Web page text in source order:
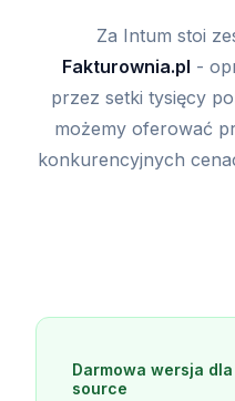
Za Intum stoi
Fakturownia.pl -
przez setki tysięcy
możemy oferować
konkurencyjnych
Darmowa wersja
source